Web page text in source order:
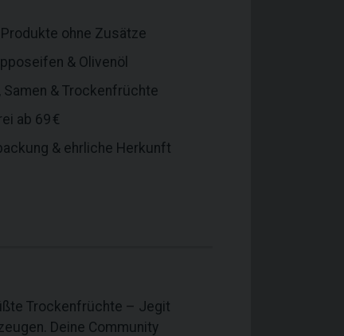
ohne Zusätze
& Olivenöl
& Trockenfrüchte
ab 69 €
& ehrliche Herkunft
Trockenfrüchte – Jegit
Deine Community